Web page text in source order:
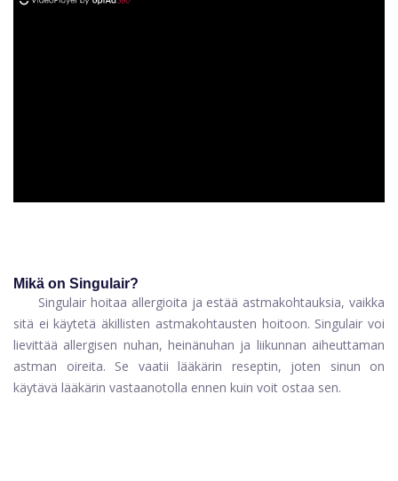
Mikä on Singulair?
Singulair hoitaa allergioita ja estää astmakohtauksia, vaikka
sitä ei käytetä äkillisten astmakohtausten hoitoon. Singulair voi
lievittää allergisen nuhan, heinänuhan ja liikunnan aiheuttaman
astman oireita. Se vaatii lääkärin reseptin, joten sinun on
käytävä lääkärin vastaanotolla ennen kuin voit ostaa sen.